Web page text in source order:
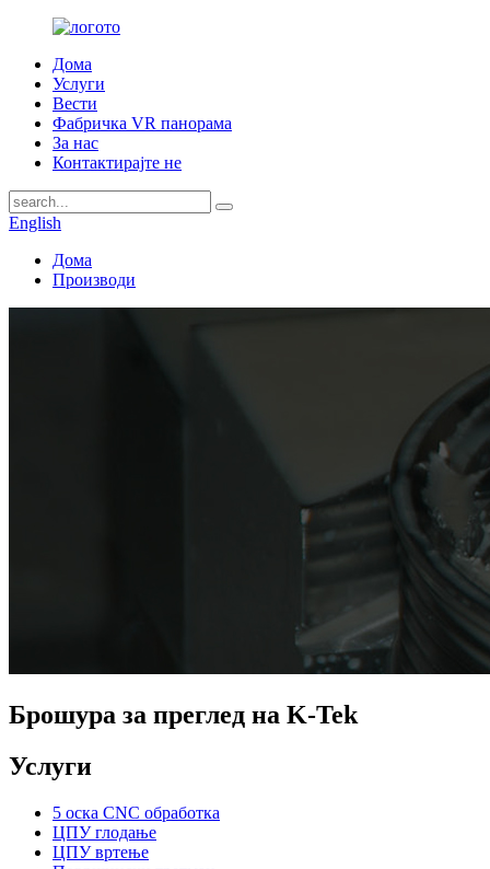
Дома
Услуги
Вести
Фабричка VR панорама
За нас
Контактирајте не
English
Дома
Производи
Брошура за преглед на K-Tek
Услуги
5 оска CNC обработка
ЦПУ глодање
ЦПУ вртење